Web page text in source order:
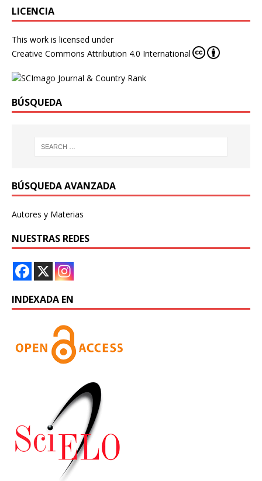
LICENCIA
This work is licensed under
Creative Commons Attribution 4.0 International
BÚSQUEDA
BÚSQUEDA AVANZADA
Autores y Materias
NUESTRAS REDES
INDEXADA EN